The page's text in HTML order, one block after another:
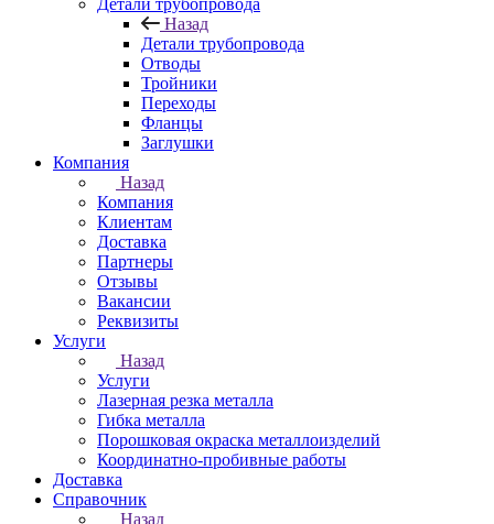
Детали трубопровода
Назад
Детали трубопровода
Отводы
Тройники
Переходы
Фланцы
Заглушки
Компания
Назад
Компания
Клиентам
Доставка
Партнеры
Отзывы
Вакансии
Реквизиты
Услуги
Назад
Услуги
Лазерная резка металла
Гибка металла
Порошковая окраска металлоизделий
Координатно-пробивные работы
Доставка
Справочник
Назад